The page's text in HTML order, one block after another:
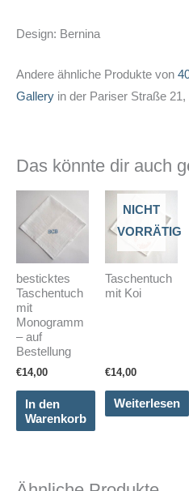
Design: Bernina
Andere ähnliche Produkte von
Gallery in der Pariser Straße
Das könnte dir auch
besticktes
Taschentuch
mit
Monogramm
– auf
Bestellung
€14,00
In den
Warenkorb
NICHT
VORRÄTIG
Taschentuch
mit Koi
€14,00
Weiterlesen